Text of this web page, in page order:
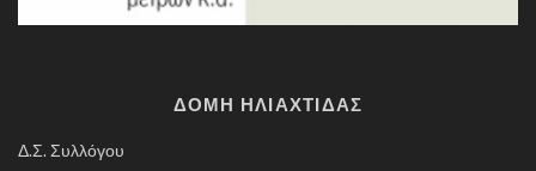
ΔΟΜΗ ΗΛΙΑΧΤΙΔΑΣ
Δ.Σ. Συλλόγου